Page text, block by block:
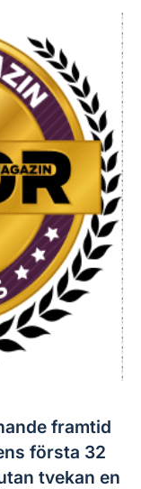
framtid
första 32
tvekan en